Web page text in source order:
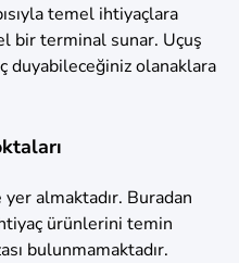
temel ihtiyaçlara
bir terminal sunar. Uçuş
duyabileceğiniz olanaklara
almaktadır. Buradan
ürünlerini temin
bulunmamaktadır.